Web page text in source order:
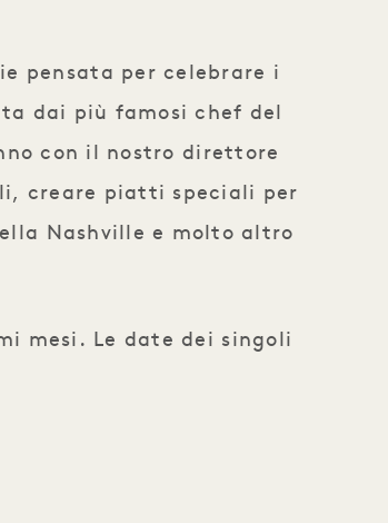
pensata per celebrare i
dai più famosi chef del
con il nostro direttore
creare piatti speciali per
Nashville e molto altro
mesi. Le date dei singoli